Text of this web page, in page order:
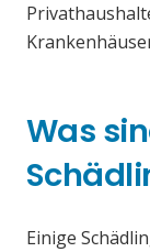
Was
Einige